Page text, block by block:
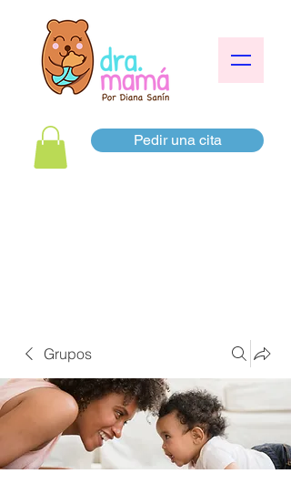
Pedir una cita
Grupos